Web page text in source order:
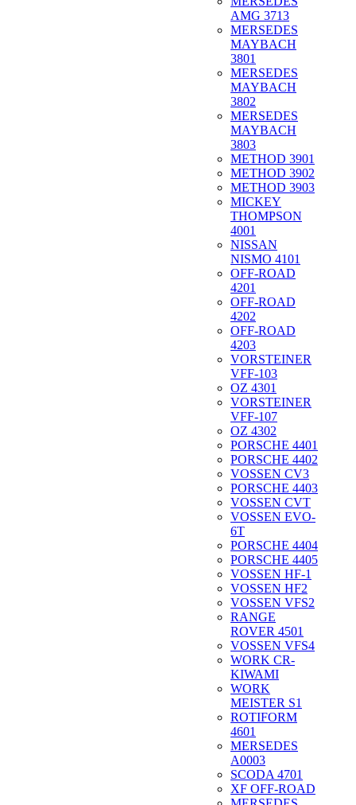
AMG 3713
MERSEDES
MAYBACH
3801
MERSEDES
MAYBACH
3802
MERSEDES
MAYBACH
3803
METHOD 3901
METHOD 3902
METHOD 3903
MICKEY
THOMPSON
4001
NISSAN
NISMO 4101
OFF-ROAD
4201
OFF-ROAD
4202
OFF-ROAD
4203
VORSTEINER
VFF-103
OZ 4301
VORSTEINER
VFF-107
OZ 4302
PORSCHE 4401
PORSCHE 4402
VOSSEN CV3
PORSCHE 4403
VOSSEN CVT
VOSSEN EVO-
6T
PORSCHE 4404
PORSCHE 4405
VOSSEN HF-1
VOSSEN HF2
VOSSEN VFS2
RANGE
ROVER 4501
VOSSEN VFS4
WORK CR-
KIWAMI
WORK
MEISTER S1
ROTIFORM
4601
MERSEDES
A0003
SCODA 4701
XF OFF-ROAD